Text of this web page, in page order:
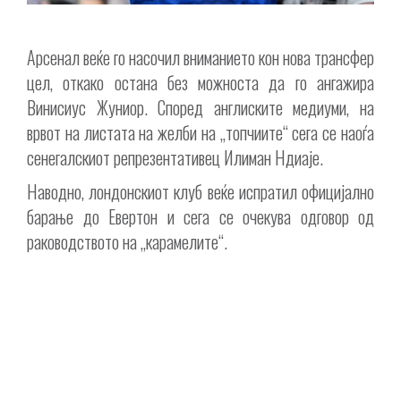
Арсенал веќе го насочил вниманието кон нова трансфер
цел, откако остана без можноста да го ангажира
Винисиус Жуниор. Според англиските медиуми, на
врвот на листата на желби на „топчиите“ сега се наоѓа
сенегалскиот репрезентативец Илиман Ндиаје.
Наводно, лондонскиот клуб веќе испратил официјално
барање до Евертон и сега се очекува одговор од
раководството на „карамелите“.